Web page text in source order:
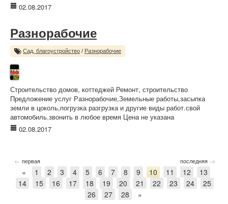
02.08.2017
Разнорабочие
Сад, благоустройство / Разнорабочие
Строительство домов, коттеджей Ремонт, строительство
Предложение услуг Разнорабочие,Земельные работы,засыпка
земли в цоколь,погрузка разгрузка и другие виды работ.свой
автомобиль.звонить в любое время Цена не указана
02.08.2017
← первая последняя →
« 1 2 3 4 5 6 7 8 9 10 11 12
13
14
15 16 17 18 19 20 21 22 23 24
25
26
27 28 »